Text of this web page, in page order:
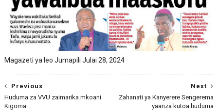
Magazeti ya leo Jumapili Julai 28, 2024
Next
Zahanati ya Kanyerere Sengerema
yaanza kutoa huduma
Previous
Huduma za VVU zaimarika mkoani
Kigoma